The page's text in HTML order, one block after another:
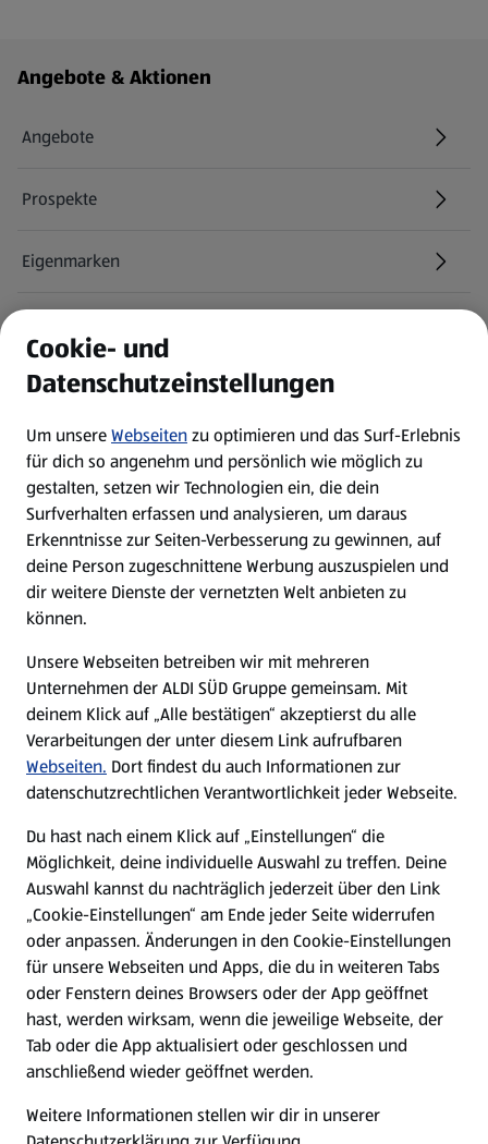
Fußzeilenmenü - weitere Links
Angebote & Aktionen
Angebote
Prospekte
Eigenmarken
Newsletter
WhatsApp
Über ALDI SÜD
Filialen
Nachhaltigkeit
Karriere
Presse
Hilfe & Kontakt
(öffnet in einem neuen Tab)
Unternehmen
Folge uns hier:
Cookie- und
Datenschutzeinstellungen
Um unsereWebseitenzu optimieren und das Surf-Erlebnis
für dich so angenehm und persönlich wie möglich zu
gestalten, setzen wir Technologien ein, die dein
Surfverhalten erfassen und analysieren, um daraus
Erkenntnisse zur Seiten-Verbesserung zu gewinnen, auf
deine Person zugeschnittene Werbung auszuspielen und
dir weitere Dienste der vernetzten Welt anbieten zu
können.
Unsere Webseiten betreiben wir mit mehreren
Unternehmen der ALDI SÜD Gruppe gemeinsam. Mit
deinem Klick auf „Alle bestätigen“ akzeptierst du alle
Verarbeitungen der unter diesem Link aufrufbaren
Webseiten. Dort findest du auch Informationen zur
datenschutzrechtlichen Verantwortlichkeit jeder Webseite.
Du hast nach einem Klick auf „Einstellungen“ die
Möglichkeit, deine individuelle Auswahl zu treffen. Deine
Auswahl kannst du nachträglich jederzeit über den Link
„Cookie-Einstellungen“ am Ende jeder Seite widerrufen
oder anpassen. Änderungen in den Cookie-Einstellungen
für unsere Webseiten und Apps, die du in weiteren Tabs
oder Fenstern deines Browsers oder der App geöffnet
hast, werden wirksam, wenn die jeweilige Webseite, der
Tab oder die App aktualisiert oder geschlossen und
anschließend wieder geöffnet werden.
Weitere Informationen stellen wir dir in unserer